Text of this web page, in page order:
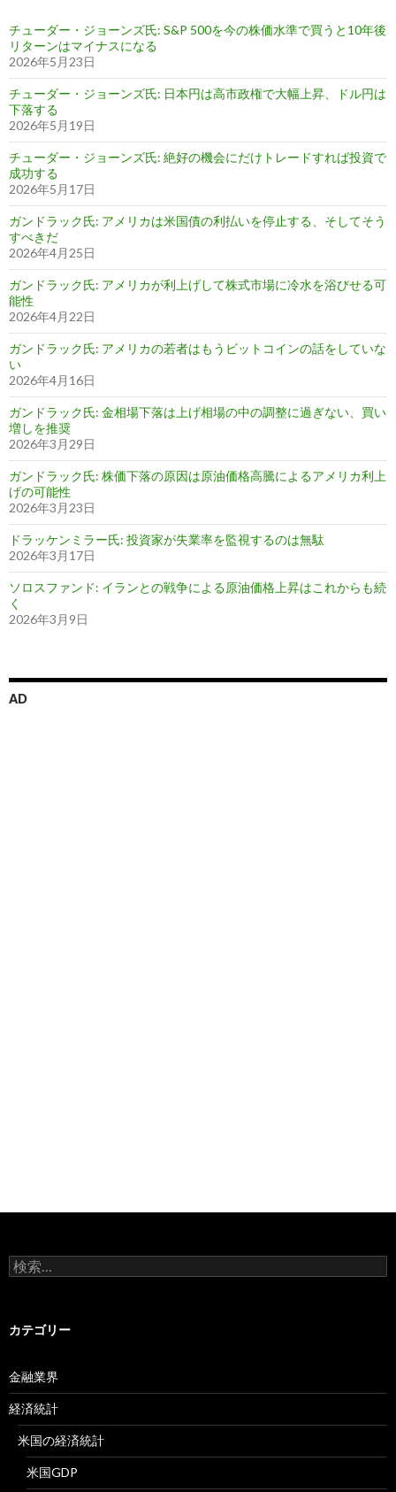
チューダー・ジョーンズ氏: S&P 500を今の株価水準で買うと10年後
リターンはマイナスになる
2026年5月23日
チューダー・ジョーンズ氏: 日本円は高市政権で大幅上昇、ドル円は
下落する
2026年5月19日
チューダー・ジョーンズ氏: 絶好の機会にだけトレードすれば投資で
成功する
2026年5月17日
ガンドラック氏: アメリカは米国債の利払いを停止する、そしてそう
すべきだ
2026年4月25日
ガンドラック氏: アメリカが利上げして株式市場に冷水を浴びせる可
能性
2026年4月22日
ガンドラック氏: アメリカの若者はもうビットコインの話をしていな
い
2026年4月16日
ガンドラック氏: 金相場下落は上げ相場の中の調整に過ぎない、買い
増しを推奨
2026年3月29日
ガンドラック氏: 株価下落の原因は原油価格高騰によるアメリカ利上
げの可能性
2026年3月23日
ドラッケンミラー氏: 投資家が失業率を監視するのは無駄
2026年3月17日
ソロスファンド: イランとの戦争による原油価格上昇はこれからも続
く
2026年3月9日
AD
検
索:
カテゴリー
金融業界
経済統計
米国の経済統計
米国GDP